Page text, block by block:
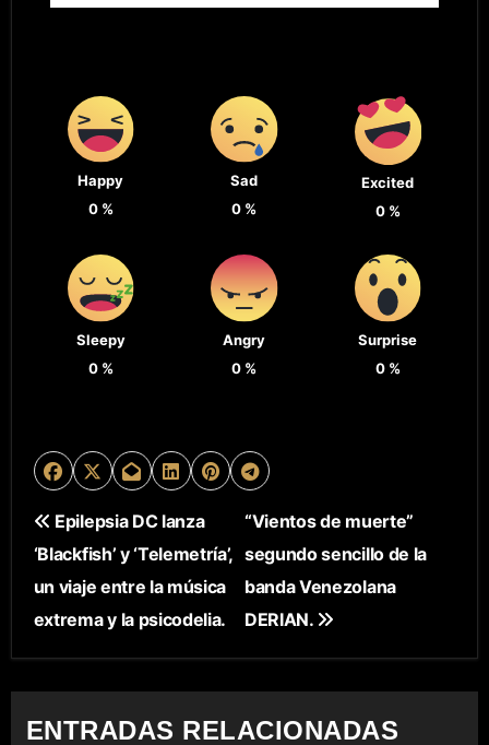
Happy
0%
Sad
0 %
Excited
0%
Sleepy
0%
Angry
0 %
Surprise
0%
N
A
V
E
G
Epilepsia DC lanza
‘Blackfish’ y ‘Telemetría’,
un viaje entre la música
extrema y la psicodelia.
“Vientos de muerte”
segundo sencillo de la
banda Venezolana
DERIAN.
ENTRADAS RELACIONADAS